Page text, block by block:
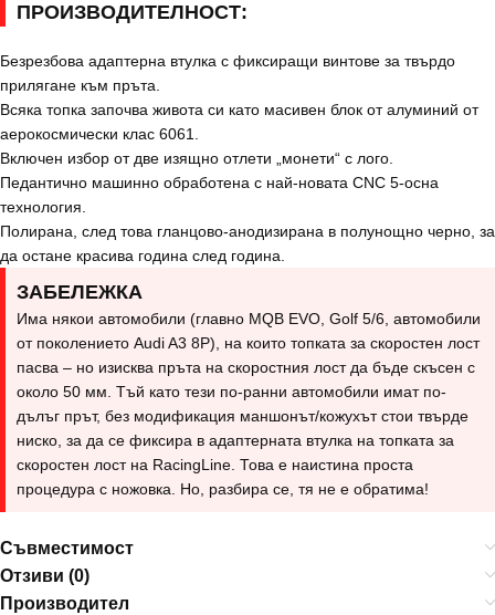
ПРОИЗВОДИТЕЛНОСТ:
Безрезбова адаптерна втулка с фиксиращи винтове за твърдо
прилягане към пръта.
Всяка топка започва живота си като масивен блок от алуминий от
аерокосмически клас 6061.
Включен избор от две изящно отлети „монети“ с лого.
Педантично машинно обработена с най-новата CNC 5-осна
технология.
Полирана, след това гланцово-анодизирана в полунощно черно, за
да остане красива година след година.
ЗАБЕЛЕЖКА
Има някои автомобили (главно MQB EVO, Golf 5/6, автомобили
от поколението Audi A3 8P), на които топката за скоростен лост
пасва – но изисква пръта на скоростния лост да бъде скъсен с
около 50 мм. Тъй като тези по-ранни автомобили имат по-
дълъг прът, без модификация маншонът/кожухът стои твърде
ниско, за да се фиксира в адаптерната втулка на топката за
скоростен лост на RacingLine. Това е наистина проста
процедура с ножовка. Но, разбира се, тя не е обратима!
Съвместимост
Отзиви (0)
Производител